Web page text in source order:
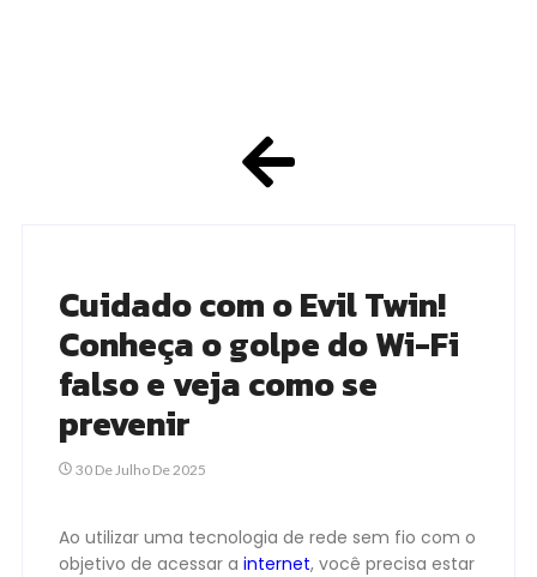
Cuidado com o Evil Twin!
Conheça o golpe do Wi-Fi
falso e veja como se
prevenir
30 De Julho De 2025
Ao utilizar uma tecnologia de rede sem fio com o
objetivo de acessar a internet, você precisa estar